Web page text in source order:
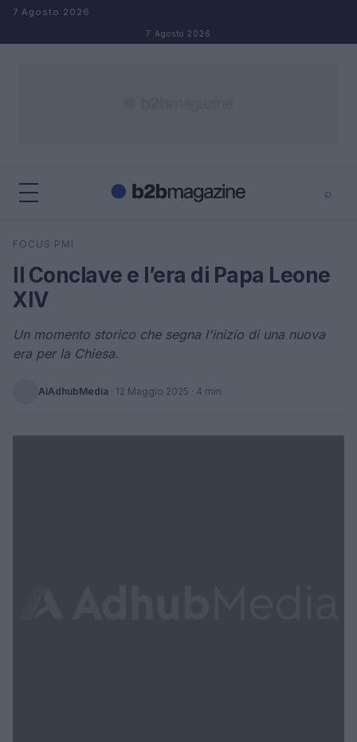
Salta al contenuto
7 Agosto 2026
7 Agosto 2026
⌕
Cerca
FOCUS PMI
Il Conclave e l’era di Papa Leone
XIV
Un momento storico che segna l'inizio di una nuova
era per la Chiesa.
AiAdhubMedia · 12 Maggio 2025 · 4 min